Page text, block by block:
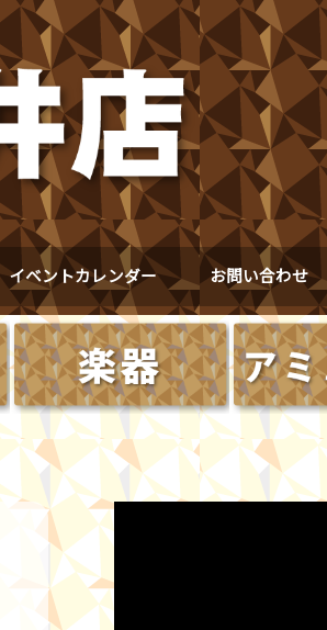
イベントカレンダー お問い合わせ